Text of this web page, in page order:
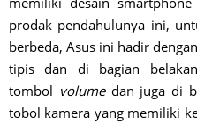
prodak pendahulunya ini,
berbeda, Asus ini hadir
tipis dan di bagian
tombol volumedan juga di
tobol kamera yang memiliki